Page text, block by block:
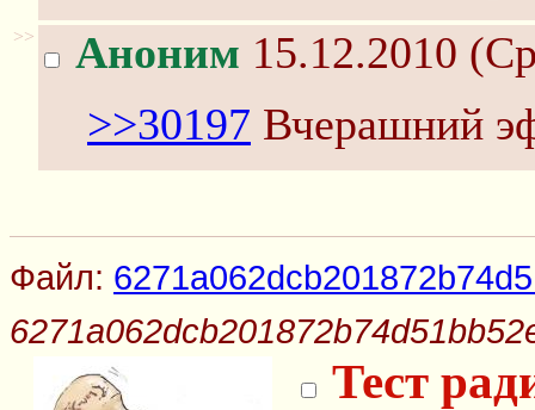
>> Аноним 15.12.2010
>>30197 Вчерашний
Файл:
Тест